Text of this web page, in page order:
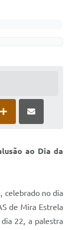
ao Dia da
celebrado no dia
de Mira Estrela
22, a palestra